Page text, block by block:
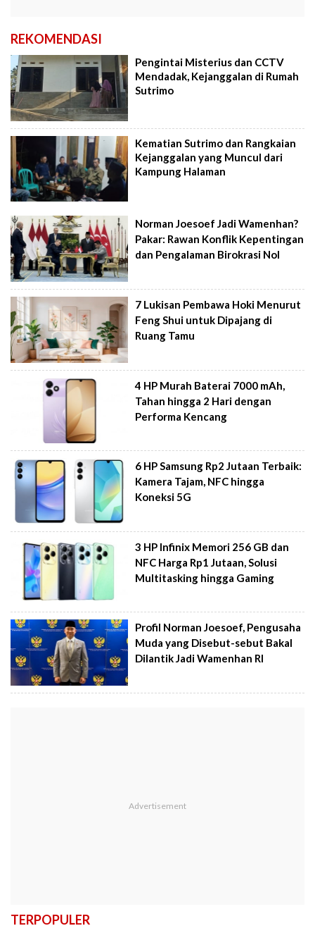
REKOMENDASI
Pengintai Misterius dan CCTV
Mendadak, Kejanggalan di Rumah
Sutrimo
Kematian Sutrimo dan Rangkaian
Kejanggalan yang Muncul dari
Kampung Halaman
Norman Joesoef Jadi Wamenhan?
Pakar: Rawan Konflik Kepentingan
dan Pengalaman Birokrasi Nol
7 Lukisan Pembawa Hoki Menurut
Feng Shui untuk Dipajang di
Ruang Tamu
4 HP Murah Baterai 7000 mAh,
Tahan hingga 2 Hari dengan
Performa Kencang
6 HP Samsung Rp2 Jutaan Terbaik:
Kamera Tajam, NFC hingga
Koneksi 5G
3 HP Infinix Memori 256 GB dan
NFC Harga Rp1 Jutaan, Solusi
Multitasking hingga Gaming
Profil Norman Joesoef, Pengusaha
Muda yang Disebut-sebut Bakal
Dilantik Jadi Wamenhan RI
TERPOPULER